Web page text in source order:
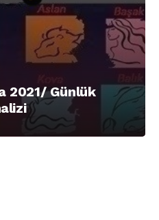
2021/ Günlük